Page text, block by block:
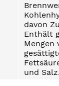
davon
Enthält
Mengen
und Salz.